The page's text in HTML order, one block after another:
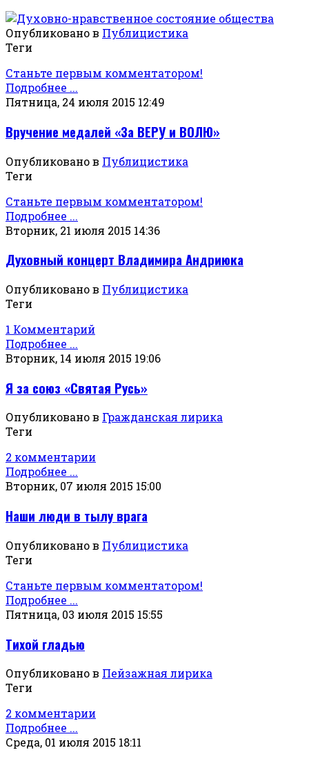
Опубликовано в Публицистика
Теги
Станьте первым комментатором!
Подробнее ...
Пятница, 24 июля 2015 12:49
Вручение медалей «За ВЕРУ и ВОЛЮ»
Опубликовано в Публицистика
Теги
Станьте первым комментатором!
Подробнее ...
Вторник, 21 июля 2015 14:36
Духовный концерт Владимира Андриюка
Опубликовано в Публицистика
Теги
1 Комментарий
Подробнее ...
Вторник, 14 июля 2015 19:06
Я за союз «Святая Русь»
Опубликовано в Гражданская лирика
Теги
2 комментарии
Подробнее ...
Вторник, 07 июля 2015 15:00
Наши люди в тылу врага
Опубликовано в Публицистика
Теги
Станьте первым комментатором!
Подробнее ...
Пятница, 03 июля 2015 15:55
Тихой гладью
Опубликовано в Пейзажная лирика
Теги
2 комментарии
Подробнее ...
Среда, 01 июля 2015 18:11